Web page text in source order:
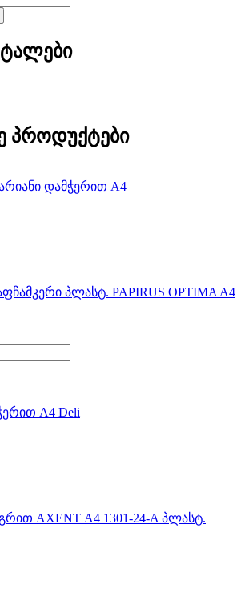
პროდუქტები
დამჭერით A4
პლასტ. PAPIRUS OPTIMA A4
A4 Deli
AXENT А4 1301-24-A პლასტ.